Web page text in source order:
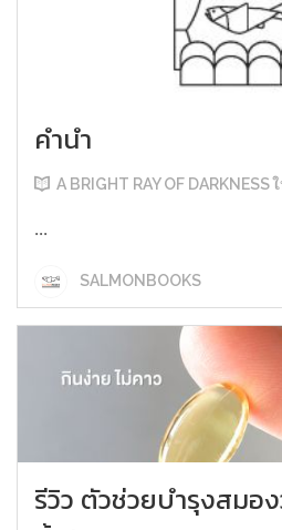
คำนำ
A BRIGHT RAY OF
...
SALMONBOOKS
รีวิว ตัวช่วยบำรุงสมอ